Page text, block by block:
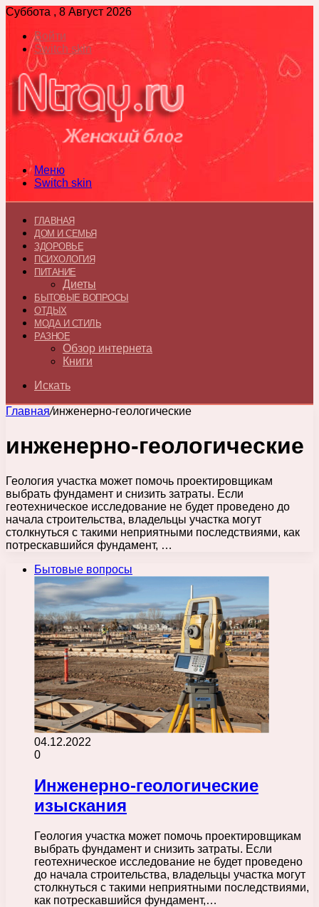
Суббота , 8 Август 2026
Войти
Switch skin
Меню
Switch skin
ГЛАВНАЯ
ДОМ И СЕМЬЯ
ЗДОРОВЬЕ
ПСИХОЛОГИЯ
ПИТАНИЕ
Диеты
БЫТОВЫЕ ВОПРОСЫ
ОТДЫХ
МОДА И СТИЛЬ
РАЗНОЕ
Обзор интернета
Книги
Искать
Главная/инженерно-геологические
инженерно-геологические
Геология участка может помочь проектировщикам
выбрать фундамент и снизить затраты. Если
геотехническое исследование не будет проведено до
начала строительства, владельцы участка могут
столкнуться с такими неприятными последствиями, как
потрескавшийся фундамент, …
Бытовые вопросы
04.12.2022
0
Инженерно-геологические
изыскания
Геология участка может помочь проектировщикам
выбрать фундамент и снизить затраты. Если
геотехническое исследование не будет проведено
до начала строительства, владельцы участка могут
столкнуться с такими неприятными последствиями,
как потрескавшийся фундамент,…